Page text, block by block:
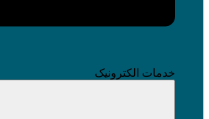
خدمات الکترونیک